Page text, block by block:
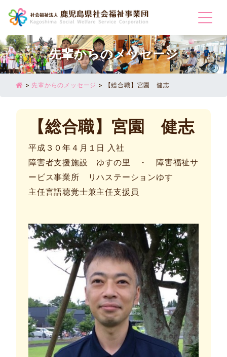
先輩からのメッセージ
> 先輩からのメッセージ > 【総合職】宮園 健志
【総合職】宮園 健志
平成３０年４月１日 入社
障害者支援施設 ゆすの里 ・ 障害福祉サ
ービス事業所 リハステーションゆす
主任言語聴覚士兼主任支援員